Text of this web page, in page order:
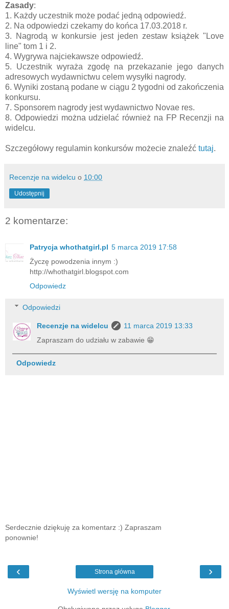
Zasady:
1. Każdy uczestnik może podać jedną odpowiedź.
2. Na odpowiedzi czekamy do końca 17.03.2018 r.
3. Nagrodą w konkursie jest jeden zestaw książek "Love
line" tom 1 i 2.
4. Wygrywa najciekawsze odpowiedź.
5. Uczestnik wyraża zgodę na przekazanie jego danych
adresowych wydawnictwu celem wysyłki nagrody.
6. Wyniki zostaną podane w ciągu 2 tygodni od zakończenia
konkursu.
7. Sponsorem nagrody jest wydawnictwo Novae res.
8. Odpowiedzi można udzielać również na FP Recenzji na
widelcu.
Szczegółowy regulamin konkursów możecie znaleźć tutaj.
Recenzje na widelcu o 10:00
Udostępnij
2 komentarze:
Patrycja whothatgirl.pl 5 marca 2019 17:58
Życzę powodzenia innym :)
http://whothatgirl.blogspot.com
Odpowiedz
Odpowiedzi
Recenzje na widelcu
11 marca 2019 13:33
Zapraszam do udziału w zabawie 😁
Odpowiedz
Serdecznie dziękuję za komentarz :) Zapraszam
ponownie!
‹ ›
Strona główna
Wyświetl wersję na komputer